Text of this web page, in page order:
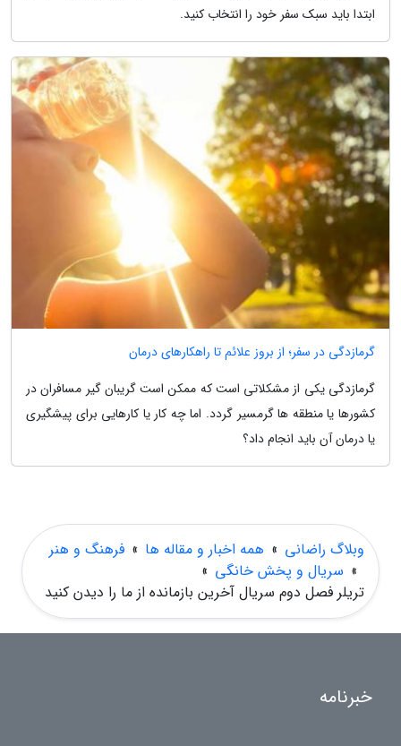
ابتدا باید سبک سفر خود را انتخاب کنید.
گرمازدگی در سفر؛ از بروز علائم تا راهکارهای درمان
گرمازدگی یکی از مشکلاتی است که ممکن است گریبان گیر مسافران در
کشورها یا منطقه ها گرمسیر گردد. اما چه کار یا کارهایی برای پیشگیری
یا درمان آن باید انجام داد؟
وبلاگ راضانی » همه اخبار و مقاله ها » فرهنگ و هنر
» سریال و پخش خانگی »
تریلر فصل دوم سریال آخرین بازمانده از ما را دیدن کنید
خبرنامه